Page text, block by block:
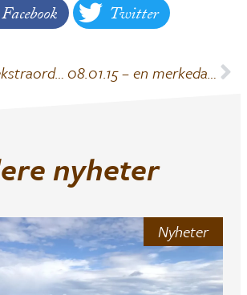
Facebook Twitter
Innkalling til ekstraordinært årsmøte 08.01.15 – en merkedag i vår historie
nyheter
Nyheter